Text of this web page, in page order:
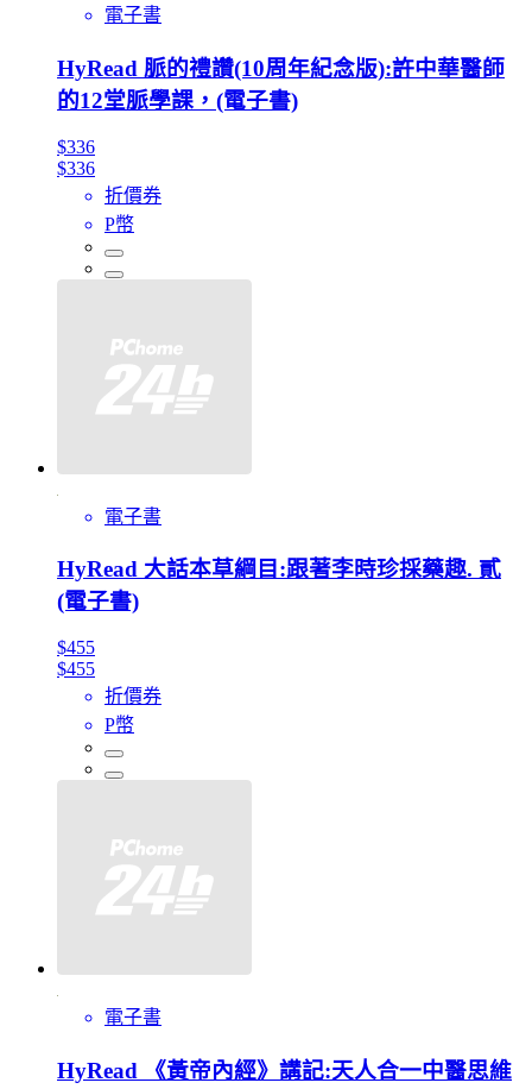
電子書
HyRead 脈的禮讚(10周年紀念版):許中華醫師
的12堂脈學課，(電子書)
$336
$336
折價券
P幣
電子書
HyRead 大話本草綱目:跟著李時珍採藥趣. 貳
(電子書)
$455
$455
折價券
P幣
電子書
HyRead 《黃帝內經》講記:天人合一中醫思維